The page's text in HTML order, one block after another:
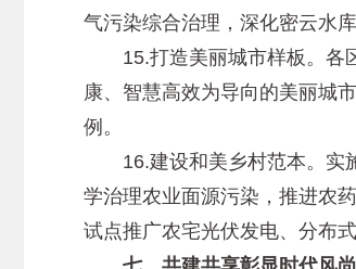
气污染综合治理，深化密云水
15.打造美丽城市样板。各区
康、智慧高效为导向的美丽城
例。
16.建设和美乡村范本。实施
学治理农业面源污染，推进农
试点推广农宅光伏发电、分布式